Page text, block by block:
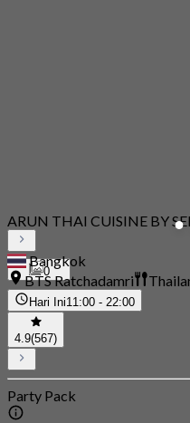
0
ARUN THAI CUISINE BY
Bangkok
BTS Ratchadamri
Hari Ini11:00 - 22:00
4.9(567)
Party Pack